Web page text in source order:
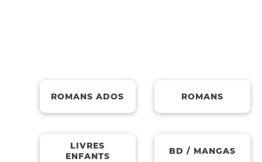
ROMANS ADOS ROMANS
LIVRES
ENFANTS
BD / MANGAS